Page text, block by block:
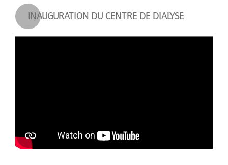
INAUGURATION DU CENTRE DE DIALYSE